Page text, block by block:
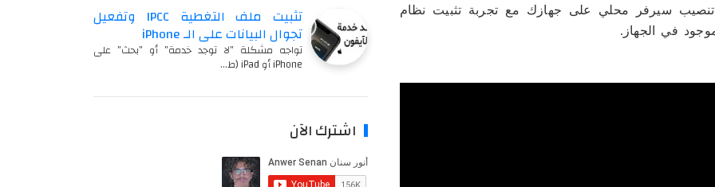
تنصيب سيرفر محلي على جهازك مع تجربة تثبيت نظام
تثبيت ملف التغطية IPCC وتفعيل
تجوال البيانات على الـ iPhone
تواجه مشكلة "لا توجد خدمة" أو "بحث" على
iPhone أو iPad (ط…
اشترك الآن